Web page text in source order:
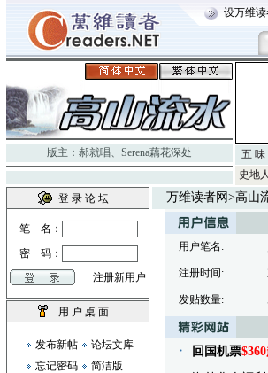
设万维
版主： 郝就唱、 Serena藕花深处 五 味
史地
登 录 论 坛
笔 名：
密 码：
注册新用户
用 户 桌 面
发布新帖
论坛文库
忘记密码
简洁版
万维读者网 >高山
用户笔名:
注册时间:
发贴数量:
回国机票